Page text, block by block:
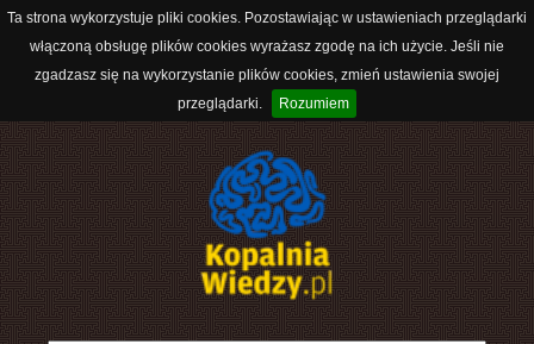
Ta strona wykorzystuje pliki cookies. Pozostawiając w ustawieniach przeglądarki
włączoną obsługę plików cookies wyrażasz zgodę na ich użycie. Jeśli nie
zgadzasz się na wykorzystanie plików cookies, zmień ustawienia swojej
przeglądarki.
Rozumiem